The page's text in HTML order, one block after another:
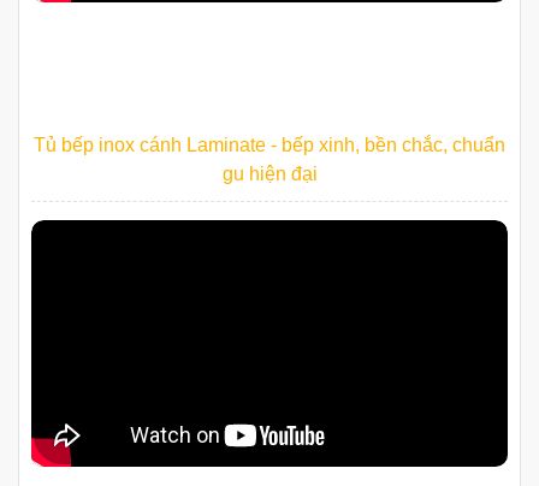
Tủ bếp inox cánh Laminate - bếp xinh, bền chắc, chuẩn
gu hiện đại